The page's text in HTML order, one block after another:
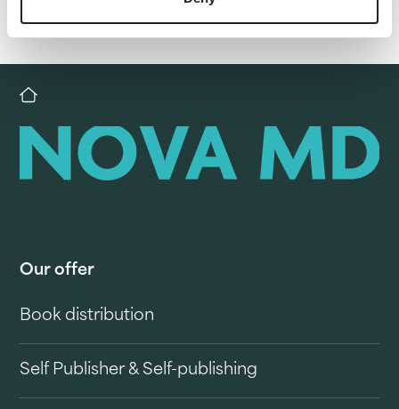
Our offer
Book distribution
Self Publisher & Self-publishing